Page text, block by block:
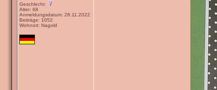
Geschlecht:
Alter: 68
Anmeldungsdatum: 28.11.2022
Beiträge: 1052
Wohnort: Nagold